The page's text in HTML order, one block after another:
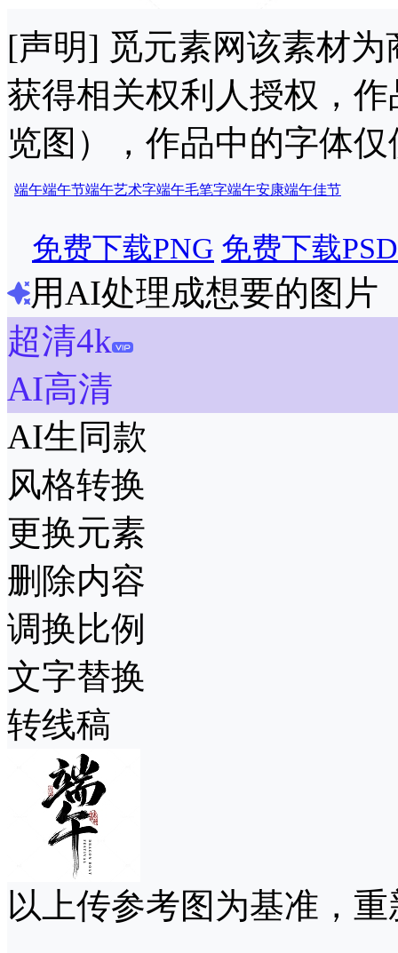
[声明] 觅元素网该素材
获得相关权利人授权，
览图），作品中的字体
端午端午节端午艺术字端午毛笔字端午安康端午佳节
免费下载PNG 免费下载PSD
用AI处理成想要的图片
超清4k
AI高清
AI生同款
风格转换
更换元素
删除内容
调换比例
文字替换
转线稿
以上传参考图为基准，